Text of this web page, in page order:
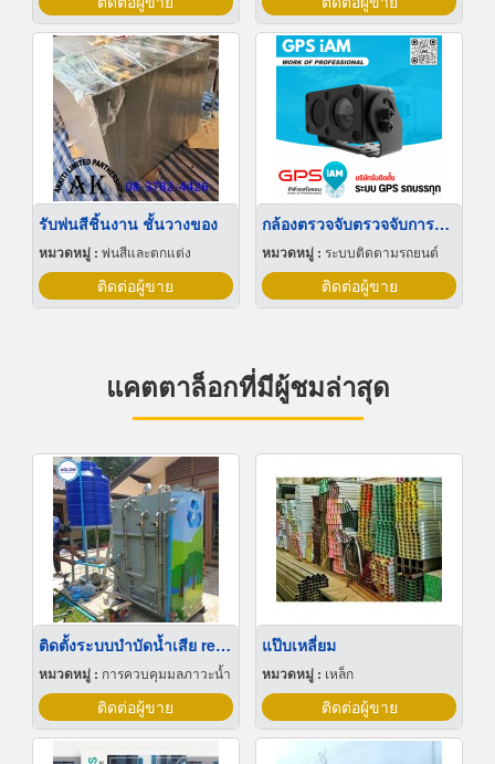
รับพ่นสีชิ้นงาน ชั้นวางของ
หมวดหมู่ : พ่นสีและตกแต่ง
ติดต่อผู้ขาย
กล้องตรวจจับตรวจจับการหลับใน
หมวดหมู่ : ระบบติดตามรถยนต์
ติดต่อผู้ขาย
แคตตาล็อกที่มีผู้ชมล่าสุด
ติดตั้งระบบบำบัดน้ำเสีย reuse น้ำ
หมวดหมู่ : การควบคุมมลภาวะน้ำ
ติดต่อผู้ขาย
แป๊บเหลี่ยม
หมวดหมู่ : เหล็ก
ติดต่อผู้ขาย